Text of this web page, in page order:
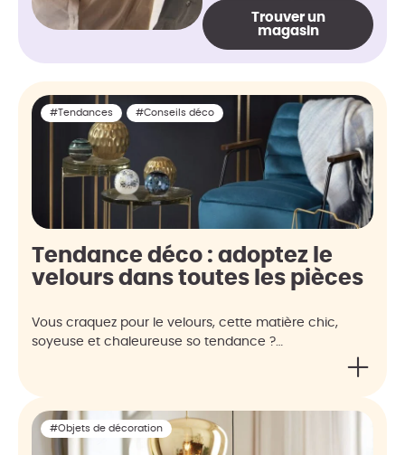
Trouver un
magasin
#Tendances #Conseils déco
Tendance déco : adoptez le
velours dans toutes les pièces
Vous craquez pour le velours, cette matière chic,
soyeuse et chaleureuse so tendance ?…
#Objets de décoration